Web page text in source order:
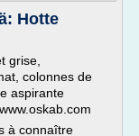
Hotte
grise,
colonnes de
aspirante
à connaître